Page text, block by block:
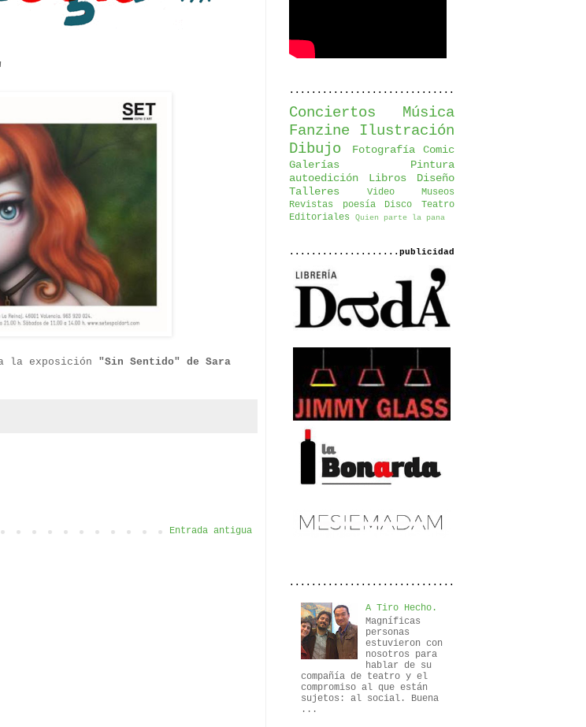
la exposición "Sin Sentido" de Sara
Entrada antigua
..............................
Conciertos
Música
Fanzine
Ilustración
Dibujo
Fotografía
Comic
Galerías
Pintura
autoedición
Libros
Diseño
Talleres
Video
Museos
Revistas
poesía Disco
Teatro
Editoriales
Quien parte la pana
....................publicidad
..............................
A Tiro Hecho.
Magníficas
personas
estuvieron con
nosotros para
hablar de su
compañía de teatro y el
compromiso al que están
sujetos: al social. Buena
...